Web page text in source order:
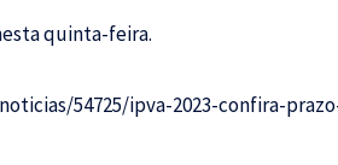
quinta-feira.
54725/ipva-2023-confira-